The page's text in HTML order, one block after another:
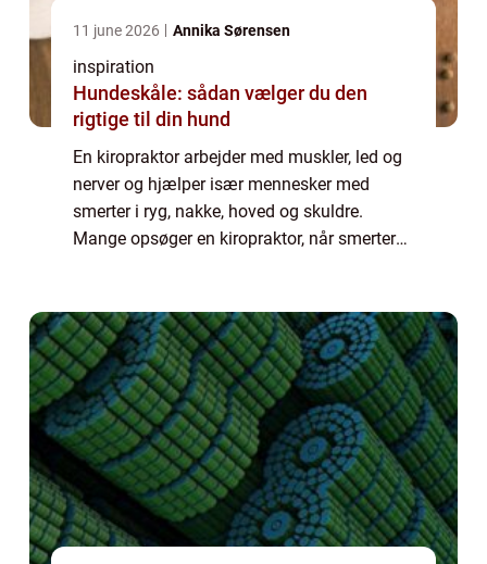
11 june 2026 Annika Sørensen
inspiration
Hundeskåle: sådan vælger du den
rigtige til din hund
En kiropraktor arbejder med muskler, led og
nerver og hjælper især mennesker med
smerter i ryg, nakke, hoved og skuldre.
Mange opsøger en kiropraktor, når smerter